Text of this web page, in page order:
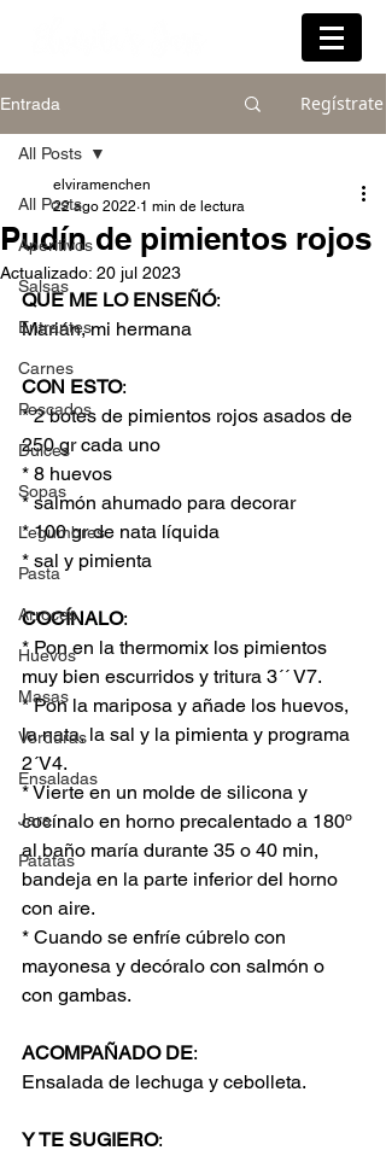
Entrada Regístrate
All Posts
Aperitivos
Salsas
Entrantes
Carnes
Pescados
Dulces
Sopas
Legumbres
Pasta
Arroces
Huevos
Masas
Verduras
Ensaladas
Jars
Patatas
All Posts
Pudín de pimientos rojos
elviramenchen
22 ago 2022 1 min de lectura
Actualizado: 20 jul 2023
QUE ME LO ENSEÑÓ:
Marián, mi hermana
CON ESTO:
* 2 botes de pimientos rojos asados de
250 gr cada uno
* 8 huevos
* salmón ahumado para decorar
* 100 gr de nata líquida
* sal y pimienta
COCÍNALO:
* Pon en la thermomix los pimientos
muy bien escurridos y tritura 3´´ V7.
* Pon la mariposa y añade los huevos,
la nata, la sal y la pimienta y programa
2´V4.
* Vierte en un molde de silicona y
cocínalo en horno precalentado a 180º
al baño maría durante 35 o 40 min,
bandeja en la parte inferior del horno
con aire.
* Cuando se enfríe cúbrelo con
mayonesa y decóralo con salmón o
con gambas.
ACOMPAÑADO DE:
Ensalada de lechuga y cebolleta.
Y TE SUGIERO: